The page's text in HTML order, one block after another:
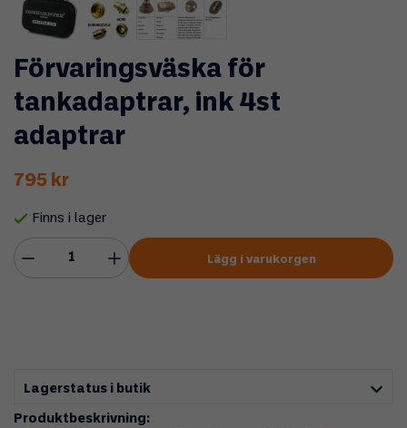
Förvaringsväska för
tankadaptrar, ink 4st
adaptrar
795 kr
Finns i lager
Lägg i varukorgen
Lagerstatus i butik
Produktbeskrivning: